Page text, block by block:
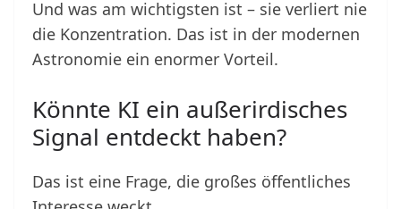
Und was am wichtigsten ist – sie verliert nie
die Konzentration. Das ist in der modernen
Astronomie ein enormer Vorteil.
Könnte KI ein außerirdisches
Signal entdeckt haben?
Das ist eine Frage, die großes öffentliches